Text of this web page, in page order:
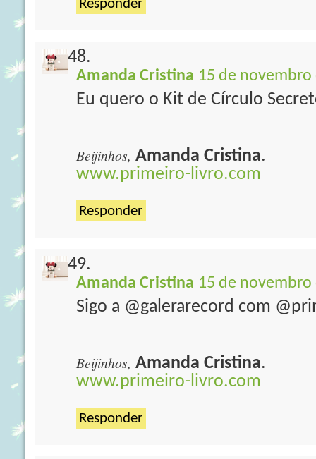
Responder
Amanda Cristina 15 de novembro
Eu quero o Kit de Círculo
Beijinhos, Amanda Cristina.
www.primeiro-livro.com
Responder
Amanda Cristina 15 de novembro
Sigo a @galerarecord com
Beijinhos, Amanda Cristina.
www.primeiro-livro.com
Responder